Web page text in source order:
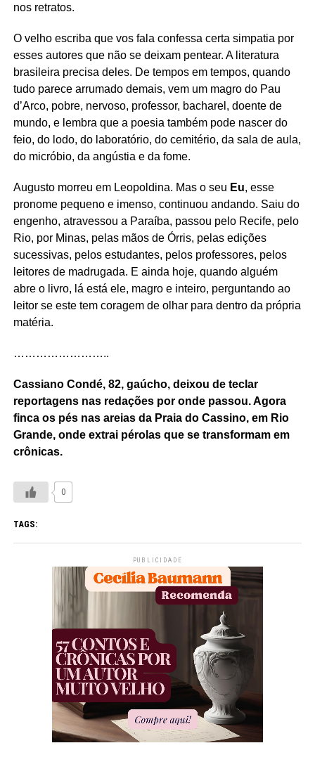
nos retratos.
O velho escriba que vos fala confessa certa simpatia por
esses autores que não se deixam pentear. A literatura
brasileira precisa deles. De tempos em tempos, quando
tudo parece arrumado demais, vem um magro do Pau
d’Arco, pobre, nervoso, professor, bacharel, doente de
mundo, e lembra que a poesia também pode nascer do
feio, do lodo, do laboratório, do cemitério, da sala de aula,
do micróbio, da angústia e da fome.
Augusto morreu em Leopoldina. Mas o seu Eu, esse
pronome pequeno e imenso, continuou andando. Saiu do
engenho, atravessou a Paraíba, passou pelo Recife, pelo
Rio, por Minas, pelas mãos de Órris, pelas edições
sucessivas, pelos estudantes, pelos professores, pelos
leitores de madrugada. E ainda hoje, quando alguém
abre o livro, lá está ele, magro e inteiro, perguntando ao
leitor se este tem coragem de olhar para dentro da própria
matéria.
……………………..
Cassiano Condé, 82, gaúcho, deixou de teclar
reportagens nas redações por onde passou. Agora
finca os pés nas areias da Praia do Cassino, em Rio
Grande, onde extrai pérolas que se transformam em
crônicas.
0
TAGS:
PUBLICIDADE